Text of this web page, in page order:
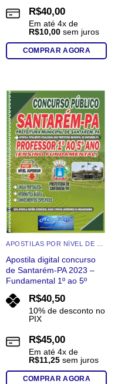
R$40,00
Em até4x de
R$10,00 sem juros
COMPRAR AGORA
Add to
wishlist
APOSTILAS POR NÍVEL DE ESCOLARIDADE
Apostila digital concurso
de Santarém-PA 2023 –
Fundamental 1º ao 5º
R$40,50
10% de desconto no
PIX
R$45,00
Em até4x de
R$11,25 sem juros
COMPRAR AGORA